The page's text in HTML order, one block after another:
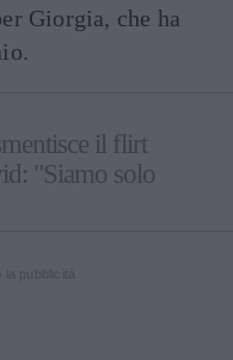
Giorgia, che ha
il flirt
"Siamo solo